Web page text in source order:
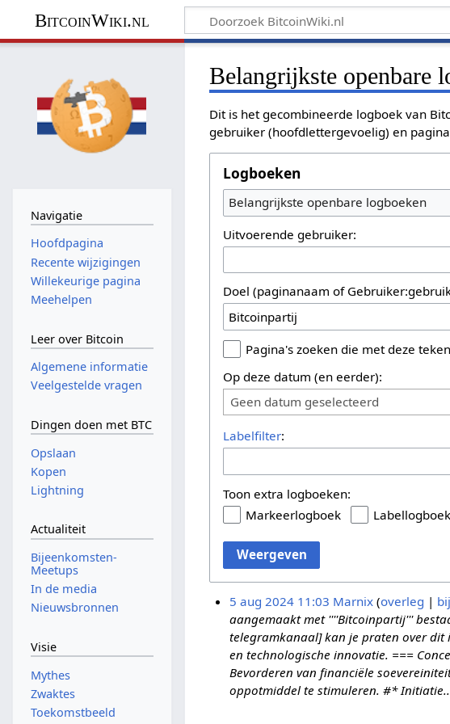
BitcoinWiki.nl
Belangrijkste openbare
Dit is het gecombineerde logboek van
gebruiker (hoofdlettergevoelig) en
Logboeken
Belangrijkste openbare logboeken
Uitvoerende gebruiker:
Doel (paginanaam of
Pagina's zoeken die met deze
Op deze datum (en eerder):
Geen datum geselecteerd
Labelfilter:
Toon extra logboeken:
Markeerlogboek
Labellogboek
Weergeven
5 aug 2024 11:03 Marnix overleg
aangemaakt met ''''Bitcoinpartij'''
telegramkanaal] kan je praten over dit
en technologische innovatie. ===
Bevorderen van financiële
oppotmiddel te stimuleren. #*
Navigatie
Hoofdpagina
Recente wijzigingen
Willekeurige pagina
Meehelpen
Leer over Bitcoin
Algemene informatie
Veelgestelde vragen
Dingen doen met BTC
Opslaan
Kopen
Lightning
Actualiteit
Bijeenkomsten-
Meetups
In de media
Nieuwsbronnen
Visie
Mythes
Zwaktes
Toekomstbeeld